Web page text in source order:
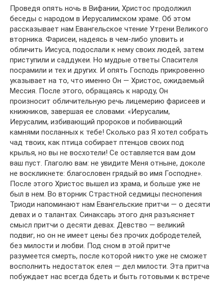
Проведя опять ночь в Вифании, Христос продолжил
беседы с народом в Иерусалимском храме. Об этом
рассказывает нам Евангельское чтение Утрени Великого
вторника. Фарисеи, надеясь в чем-либо уловить и
обличить Иисуса, подослали к нему своих людей, затем
приступили и саддукеи. Но мудрые ответы Спасителя
посрамили и тех и других. И опять Господь прикровенно
указывает на то, что именно Он — Христос, ожидаемый
Мессия. После этого, обращаясь к народу, Он
произносит обличительную речь лицемерию фарисеев и
книжников, завершая ее словами: «Иерусалим,
Иерусалим, избивающий пророков и побивающий
камнями посланных к тебе! Сколько раз Я хотел собрать
чад твоих, как птица собирает птенцов своих под
крылья, но вы не восхотели! Се оставляется вам дом
ваш пуст. Глаголю вам: не увидите Меня отныне, доколе
не воскликнете: благословен грядый во имя Господне».
После этого Христос вышел из храма, и больше уже не
был в нем. Во вторник Страстной седмицы песнопения
Триоди напоминают нам Евангельские притчи — о десяти
девах и о талантах. Синаксарь этого дня разъясняет
смысл притчи о десяти девах. Девство — великий
подвиг, но он не имеет цены без прочих добродетелей,
без милости и любви. Под сном в этой притче
разумеется смерть, после которой никто уже не сможет
восполнить недостаток елея — дел милости. Эта притча
побуждает нас всегда бдеть и быть готовыми к встрече